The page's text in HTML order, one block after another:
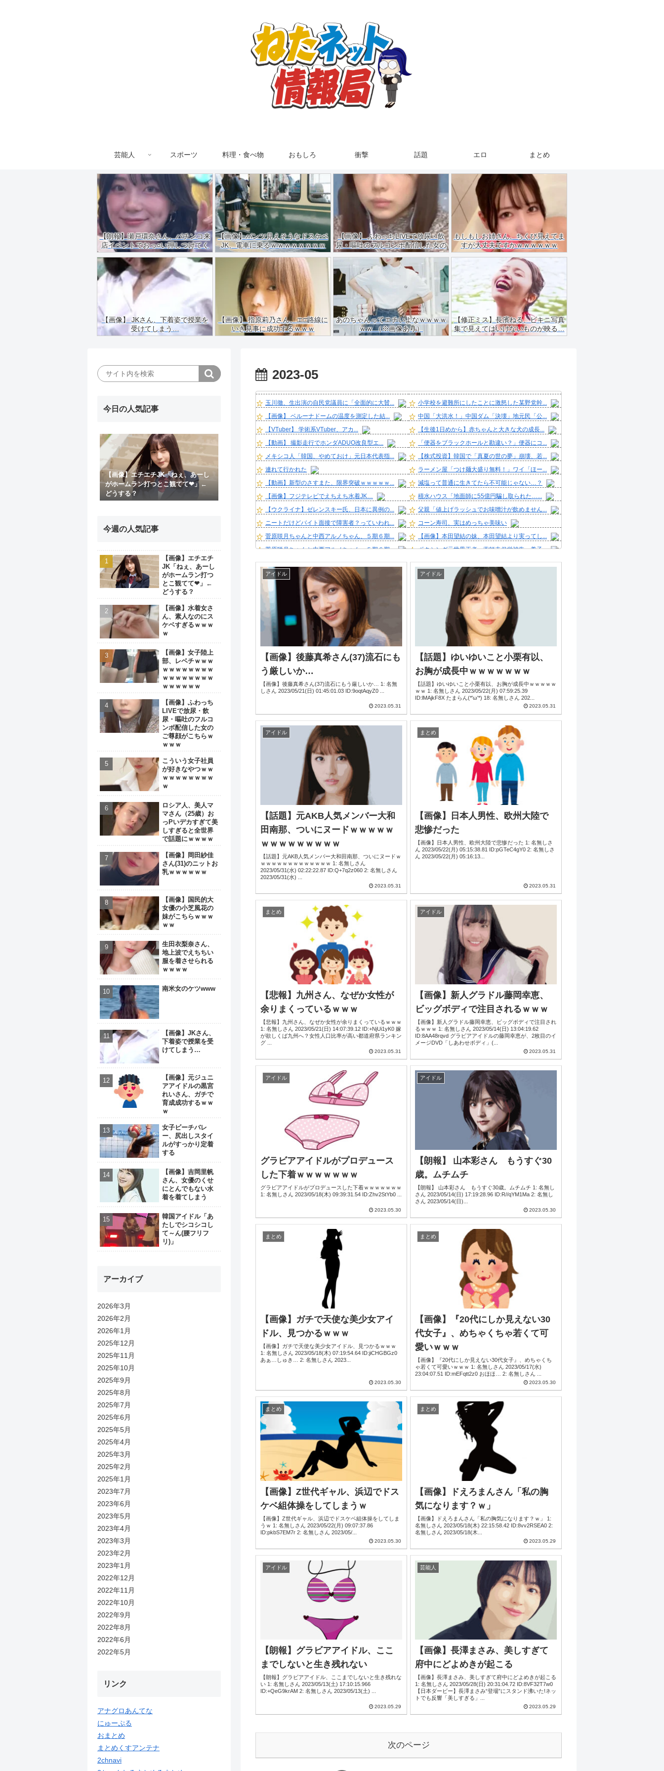
芸能人 スポーツ 料理・食べ物 おもしろ 衝撃 話題 エロ まとめ
【朗報】瀬戸環奈さん、パチンコ来
店イベントでおっ○い押しつけてく
れる（画像あり）
【画像】パンツ見えそうなドスケベ
JK、電車に乗るｗｗｗｗｗｗｗｗ
ｗｗｗｗｗｗｗ
【画像】 ふわっちLIVEで放尿・飲
尿・嘔吐のフルコンボ配信した女の
ご尊顔がこちらｗｗｗｗ
もしもしお姉さん、ちくび見えてま
すが大丈夫ですかｗｗｗｗｗｗ
【画像】 JKさん、下着姿で授業を
受けてしまう…
【画像】 指原莉乃さん、エ□路線に
いき見事に成功するｗｗｗ
あのちゃんってエチいよなｗｗｗｗ
ｗｗ （※画像あり）
【修正ミス】長濱ねる、ビキニ写真
集で見えてはいけないものが映る…
2023-05
玉川徹、生出演の自民党議員に「全面的に大賛...
【画像】 ベルーナドームの温度を測定した結...
【VTuber】 学術系VTuber、アカ...
【動画】 撮影走行でホンダADUO改良型エ...
メキシコ人「韓国、やめておけ」元日本代表指...
連れて行かれた
【動画】新型のさすまた、限界突破ｗｗｗｗｗ...
【画像】フジテレビでえちえち水着JK…
【ウクライナ】ゼレンスキー氏、日本に異例の...
ニートだけどバイト面接で障害者？っていわれ...
菅原咲月ちゃんと中西アルノちゃん、５期６期...
菅原咲月ちゃんと中西アルノちゃん、５期６期...
宮澤エマに「国宝級の浴衣美人」の声！「マイ...
【悲報】マスコミ、熊本で炊き出し中のへずま...
みいちゃん作者「みいちゃん母は障がい者なの...
ラーメンおじさん、青く変色したにんにくが出...
【悲報】ジ・Oが急に動かなくなった
【衝撃】マツダ、CX-5がバカ売れで黒字転...
【画像】ウクライナから日本に避難してきた美...
【動画】 配信女子さん、飼い猫にお○ぱいを...
小学校を避難所にしたことに激怒した某野党幹...
中国「大洪水！」中国ダム「決壊」地元民「公...
【生後1日めから】赤ちゃんと大きな犬の成長...
「便器をブラックホールと勘違い？」便器にコ...
【株式投資】韓国で「真夏の世の夢」崩壊、若...
ラーメン屋「つけ麺大盛り無料！」ワイ「ほー...
減塩って普通に生きてたら不可能じゃない…？
積水ハウス「地面師に55億円騙し取られた…...
父親「値上げラッシュでお味噌汁が飲めません...
コーン寿司、実はめっちゃ美味い
【画像】本田望結の妹、本田望結より実ってし...
ボクシング元世界王者・薬師寺保栄被告 養子...
【グラドル】大原優乃、今年も鹿児島ファン拡...
玉川徹、生出演の自民党議員に「全面的に大賛...
乃木坂の美人マネージャ、ガチでエグいってw...
36歳の彼女と結婚したいのに、家族が猛反対...
クーラーボックス積んで出発→途中で買い足し...
【画像】長濱ねる(27歳)の乳がヤバイと話...
【画像】人気Vチューバーさん、とんでもない...
【悲報】2050年の日本、独身ボッチ祭りが...
アイドル
【画像】後藤真希さん(37)流石にも
う厳しいか…
【画像】後藤真希さん(37)流石にもう厳しいか… 1: 名無
2023.05.31
アイドル
【話題】ゆいゆいこと小栗有以、
お胸が成長中ｗｗｗｗｗｗｗ
【話題】ゆいゆいこと小栗有以、お胸が成長中ｗｗｗｗｗ
ｗｗ 1: 名無しさん 2023/05/22(月) 07:59:25.39
ID:lMAjkF8X たまらん(*'ω'*) 18: 名無しさん 202...
2023.05.31
アイドル
【話題】元AKB人気メンバー大和
田南那、ついにヌードｗｗｗｗｗ
ｗｗｗｗｗｗｗｗｗ
【話題】元AKB人気メンバー大和田南那、ついにヌードｗ
ｗｗｗｗｗｗｗｗｗｗｗｗｗ 1: 名無しさん
2023/05/31(水) 02:22:22.87 ID:Q+7q2z060 2: 名無しさん
2023/05/31(水) ...
2023.05.31
まとめ
【画像】日本人男性、欧州大陸で
悲惨だった
【画像】日本人男性、欧州大陸で悲惨だった 1: 名無しさ
ん 2023/05/22(月) 05:15:38.81 ID:pGTeC4gY0 2: 名無しさ
ん 2023/05/22(月) 05:16:13...
2023.05.31
まとめ
【悲報】九州さん、なぜか女性が
余りまくっているｗｗｗ
【悲報】九州さん、なぜか女性が余りまくっているｗｗｗ
1: 名無しさん 2023/05/21(日) 14:07:39.12 ID:+NjUi1yK0 嫁
が欲しくば九州へ？女性人口比率が高い都道府県ランキン
2023.05.31
アイドル
【画像】新人グラドル藤岡幸恵、
ビッグボディで注目されるｗｗｗ
【画像】新人グラドル藤岡幸恵、ビッグボディで注目され
るｗｗｗ 1: 名無しさん 2023/05/14(日) 13:04:19.62
ID:8AA48rqvd グラビアアイドルの藤岡幸恵が、2枚目のイ
メージDVD「しあわせボディ」(...
2023.05.31
アイドル
グラビアアイドルがプロデュース
した下着ｗｗｗｗｗｗｗ
グラビアアイドルがプロデュースした下着ｗｗｗｗｗｗｗ
2023.05.30
アイドル
【朗報】 山本彩さん もうすぐ30
歳。ムチムチ
【朗報】 山本彩さん もうすぐ30歳。ムチムチ 1: 名無し
さん 2023/05/14(日) 17:19:28.96 ID:R//qYM1Ma 2: 名無し
さん 2023/05/14(日)...
2023.05.30
まとめ
【画像】ガチで天使な美少女アイ
ドル、見つかるｗｗｗ
【画像】ガチで天使な美少女アイドル、見つかるｗｗｗ
1: 名無しさん 2023/05/18(木) 07:19:54.64 ID:jiCHGBGz0
あぁ…しゅき… 2: 名無しさん 2023...
2023.05.30
まとめ
【画像】『20代にしか見えない30
代女子』、めちゃくちゃ若くて可
愛いｗｗｗ
【画像】『20代にしか見えない30代女子』、めちゃくち
ゃ若くて可愛いｗｗｗ 1: 名無しさん 2023/05/17(水)
23:04:07.51 ID:mEFqtt2z0 おほほ… 2: 名無しさん ...
2023.05.30
まとめ
【画像】Z世代ギャル、浜辺でドス
ケベ組体操をしてしまうｗ
【画像】Z世代ギャル、浜辺でドスケベ組体操をしてしま
うｗ 1: 名無しさん 2023/05/22(月) 09:07:37.86
ID:pkbS7EM7r 2: 名無しさん 2023/05/...
2023.05.30
まとめ
【画像】ドえろまんさん「私の胸
気になります？ｗ」
【画像】ドえろまんさん「私の胸気になります？ｗ」 1:
名無しさん 2023/05/18(木) 22:15:58.42 ID:8vv2RSEA0 2:
名無しさん 2023/05/18(木...
2023.05.29
アイドル
【朗報】グラビアアイドル、ここ
までしないと生き残れない
【朗報】グラビアアイドル、ここまでしないと生き残れな
い 1: 名無しさん 2023/05/13(土) 17:10:15.966
ID:+QeG9krAM 2: 名無しさん 2023/05/13(土) ...
2023.05.29
芸能人
【画像】長澤まさみ、美しすぎて
府中にどよめきが起こる
【画像】長澤まさみ、美しすぎて府中にどよめきが起こる
1: 名無しさん 2023/05/28(日) 20:31:04.72 ID:8VF32T7w0
【日本ダービー】長澤まさみ“登場”にスタンド沸いた!ネッ
トでも反響「美しすぎる」...
2023.05.29
次のページ
今日の人気記事
【画像】エチエチJK「ねぇ、あーし
がホームラン打つとこ観てて❤」←
どうする？
今週の人気記事
【画像】エチエチ
JK「ねぇ、あーし
がホームラン打つ
とこ観てて❤」←
どうする？
【画像】水着女さ
ん、素人なのにス
ケベすぎるｗｗｗ
ｗ
【画像】女子陸上
部、レベチｗｗｗ
ｗｗｗｗｗｗｗｗ
ｗｗｗｗｗｗｗｗ
ｗｗｗｗｗｗ
【画像】ふわっち
LIVEで放尿・飲
尿・嘔吐のフルコ
ンボ配信した女の
ご尊顔がこちらｗ
ｗｗｗ
こういう女子社員
が好きなやつｗｗ
ｗｗｗｗｗｗｗｗ
ｗ
ロシア人、美人マ
マさん（25歳）お
っPいデカすぎて美
しすぎると全世界
で話題にｗｗｗｗ
【画像】岡田紗佳
さん(31)のニットお
乳ｗｗｗｗｗｗ
【画像】国民的大
女優の小芝風花の
妹がこちらｗｗｗ
ｗｗ
生田衣梨奈さん、
地上波でえちちい
服を着させられる
ｗｗｗｗ
南米女のケツwww
【画像】JKさん、
下着姿で授業を受
けてしまう…
【画像】元ジュニ
アアイドルの黒宮
れいさん、ガチで
育成成功するｗｗ
ｗ
女子ビーチバレ
ー、尻出しスタイ
ルがすっかり定着
する
【画像】吉岡里帆
さん、女優のくせ
にとんでもない水
着を着てしまう
韓国アイドル「あ
たしでシコシコし
て～ん(腰フリフ
リ)」
アーカイブ
2026年3月
2026年2月
2026年1月
2025年12月
2025年11月
2025年10月
2025年9月
2025年8月
2025年7月
2025年6月
2025年5月
2025年4月
2025年3月
2025年2月
2025年1月
2023年7月
2023年6月
2023年5月
2023年4月
2023年3月
2023年2月
2023年1月
2022年12月
2022年11月
2022年10月
2022年9月
2022年8月
2022年6月
2022年5月
リンク
アナグロあんてな
にゅーぷる
おまとめ
まとめくすアンテナ
2chnavi